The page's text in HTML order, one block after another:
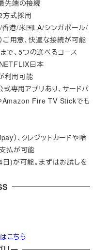
先端の接続
式採用
港/米国LA/シンガポール/
ご用意、快適な接続が可能
で、5つの選べるコース
日本
利用可能
専用アプリあり、サードパ
Amazon Fire TV Stickでも
）、クレジットカードや暗
払が可能
)が可能。まずはお試しを
こちら